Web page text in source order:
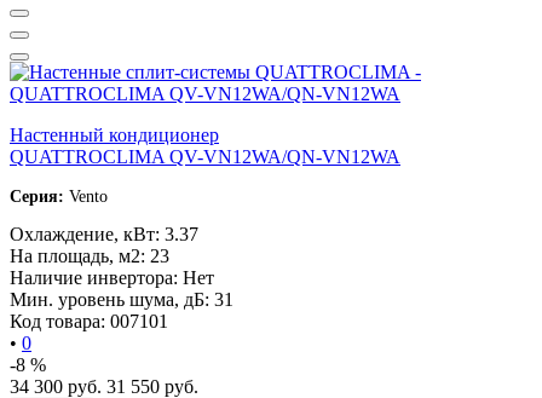
Настенный кондиционер
QUATTROCLIMA QV-VN12WA/QN-VN12WA
Серия: Vento
Охлаждение, кВт: 3.37
На площадь, м2: 23
Наличие инвертора: Нет
Мин. уровень шума, дБ: 31
Код товара: 007101
• 0
-8 %
34 300 руб. 31 550 руб.